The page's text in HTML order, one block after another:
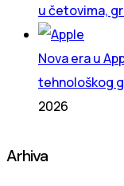
u četovima,
Nova era u
tehnološkog
2026
Arhiva